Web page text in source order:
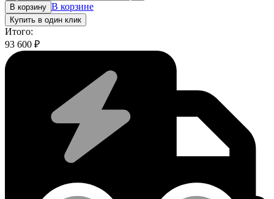
В корзину В корзине
Купить в один клик
Итого:
93 600 ₽